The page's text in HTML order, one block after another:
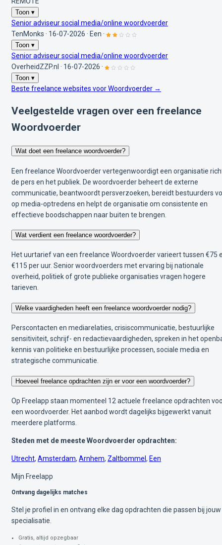
Toon ▾
Senior adviseur social media/online woordvoerder
TenMonks · 16-07-2026 · Een ·
Toon ▾
Senior adviseur social media/online woordvoerder
OverheidZZP.nl · 16-07-2026 ·
Toon ▾
Beste freelance websites voor Woordvoerder →
Veelgestelde vragen over een freelance
Woordvoerder
Wat doet een freelance woordvoerder?
Een freelance Woordvoerder vertegenwoordigt een organisatie
de pers en het publiek. De woordvoerder beheert de externe
communicatie, beantwoordt persverzoeken, bereidt bestuurders
op media-optredens en helpt de organisatie om consistente en
effectieve boodschappen naar buiten te brengen.
Wat verdient een freelance woordvoerder?
Het uurtarief van een freelance Woordvoerder varieert tussen €75
€115 per uur. Senior woordvoerders met ervaring bij nationale
overheid, politiek of grote publieke organisaties vragen hogere
tarieven.
Welke vaardigheden heeft een freelance woordvoerder nodig?
Perscontacten en mediarelaties, crisiscommunicatie, bestuurlijke
sensitiviteit, schrijf- en redactievaardigheden, spreken in het
kennis van politieke en bestuurlijke processen, sociale media en
strategische communicatie.
Hoeveel freelance opdrachten zijn er voor een woordvoerder?
Op Freelapp staan momenteel 12 actuele freelance opdrachten
een woordvoerder. Het aanbod wordt dagelijks bijgewerkt vanuit
meerdere platforms.
Steden met de meeste Woordvoerder opdrachten:
Utrecht, Amsterdam, Arnhem, Zaltbommel , Een
Mijn Freelapp
Ontvang dagelijks matches
Stel je profiel in en ontvang elke dag opdrachten die passen bij jouw
specialisatie.
Gratis, altijd opzegbaar